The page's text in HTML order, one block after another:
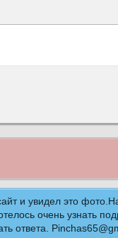
и увидел это
очень узнать
ответа.